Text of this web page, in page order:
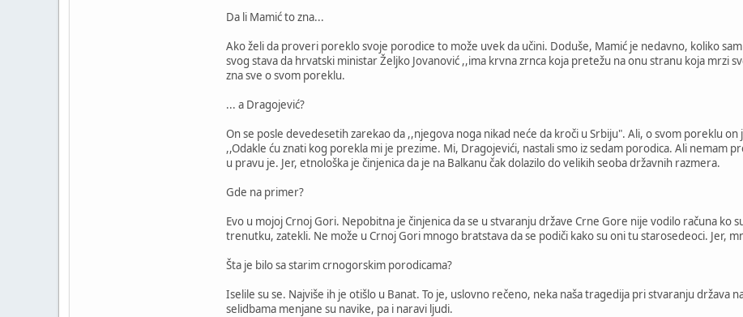
Da li Mamić to zna...
Ako želi da proveri poreklo svoje porodice to može uvek da učini. Doduše, Mamić je nedavno, koliko
svog stava da hrvatski ministar Željko Jovanović ,,ima krvna zrnca koja pretežu na onu stranu koja mrzi
zna sve o svom poreklu.
... a Dragojević?
On se posle devedesetih zarekao da ,,njegova noga nikad neće da kroči u Srbiju". Ali, o svom poreklu
,,Odakle ću znati kog porekla mi je prezime. Mi, Dragojevići, nastali smo iz sedam porodica. Ali nemam
u pravu je. Jer, etnološka je činjenica da je na Balkanu čak dolazilo do velikih seoba državnih razmera.
Gde na primer?
Evo u mojoj Crnoj Gori. Nepobitna je činjenica da se u stvaranju države Crne Gore nije vodilo računa ko
trenutku, zatekli. Ne može u Crnoj Gori mnogo bratstava da se podiči kako su oni tu starosedeoci. Jer,
Šta je bilo sa starim crnogorskim porodicama?
Iselile su se. Najviše ih je otišlo u Banat. To je, uslovno rečeno, neka naša tragedija pri stvaranju država
selidbama menjane su navike, pa i naravi ljudi.